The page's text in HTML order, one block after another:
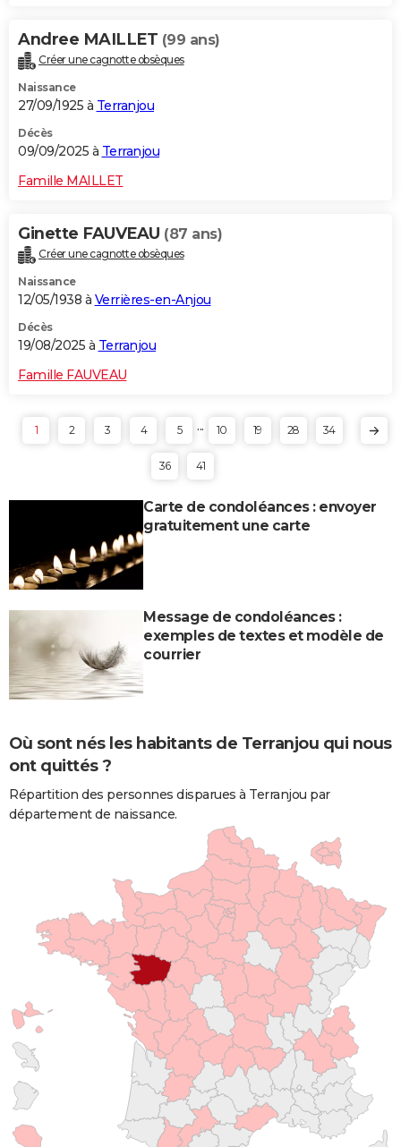
Andree MAILLET (99 ans)
Créer une cagnotte obsèques
Naissance
27/09/1925 à Terranjou
Décès
09/09/2025 à Terranjou
Famille MAILLET
Ginette FAUVEAU (87 ans)
Créer une cagnotte obsèques
Naissance
12/05/1938 à Verrières-en-Anjou
Décès
19/08/2025 à Terranjou
Famille FAUVEAU
1 2 3 4 5 ... 10 19 28 34
36 41
Carte de condoléances : envoyer
gratuitement une carte
Message de condoléances :
exemples de textes et modèle de
courrier
Où sont nés les habitants de Terranjou qui nous
ont quittés ?
Répartition des personnes disparues à Terranjou par
département de naissance.